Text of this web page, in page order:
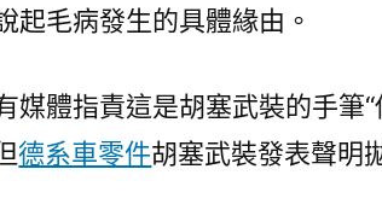
德
系
車
武
起毛病發生的具體緣由。
媒體指責這是胡塞武裝的手筆“
德系車零件胡塞武裝發表聲明